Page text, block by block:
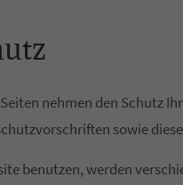
nehmen den Schutz
sowie
benutzen, werden